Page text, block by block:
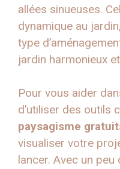
allées sinueuses.
dynamique au
type
jardin harmonieux
Pour vous aider
d’utiliser des outils
paysagisme
visualiser votre
lancer. Avec un peu